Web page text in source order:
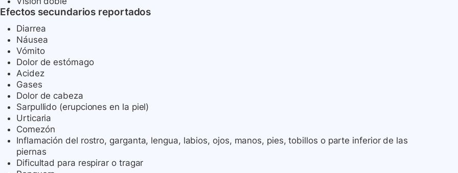
Efectos secundarios reportados
Diarrea
Náusea
Vómito
Dolor de estómago
Acidez
Gases
Dolor de cabeza
Sarpullido (erupciones en la piel)
Urticaria
Comezón
Inflamación del rostro, garganta, lengua, labios, ojos, manos, pies, tobillos o parte inferior de las
piernas
Dificultad para respirar o tragar